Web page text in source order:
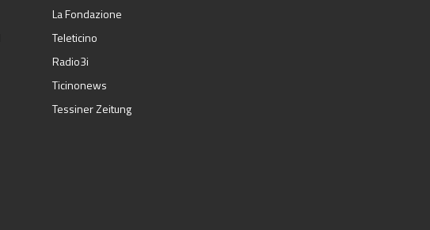
La Fondazione
Teleticino
Radio3i
Ticinonews
Tessiner Zeitung